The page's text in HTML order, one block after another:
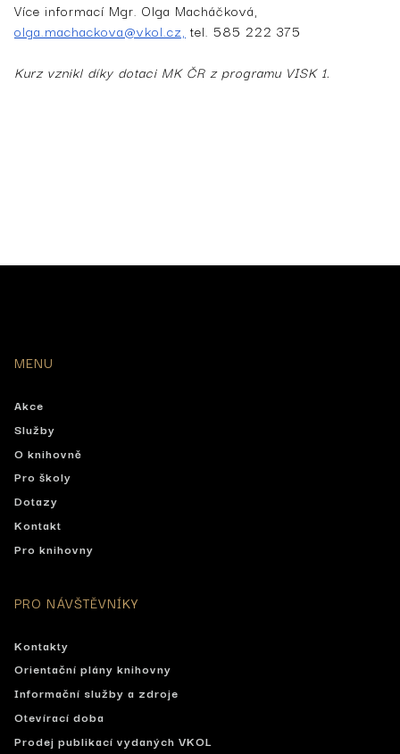
Více informací Mgr. Olga Macháčková,
olga.machackova@vkol.cz, tel. 585 222 375
Kurz vznikl díky dotaci MK ČR z programu VISK 1.
MENU
Akce
Služby
O knihovně
Pro školy
Dotazy
Kontakt
Pro knihovny
PRO NÁVŠTĚVNÍKY
Kontakty
Orientační plány knihovny
Informační služby a zdroje
Otevírací doba
Prodej publikací vydaných VKOL